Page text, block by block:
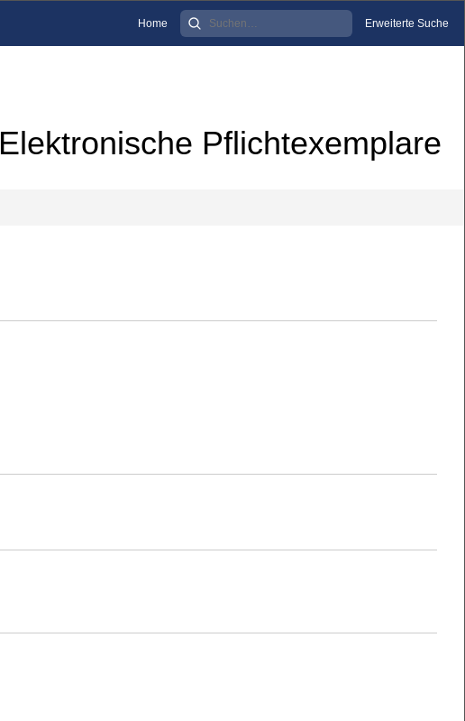
Home Erweiterte Suche
Elektronische Pflichtexemplare